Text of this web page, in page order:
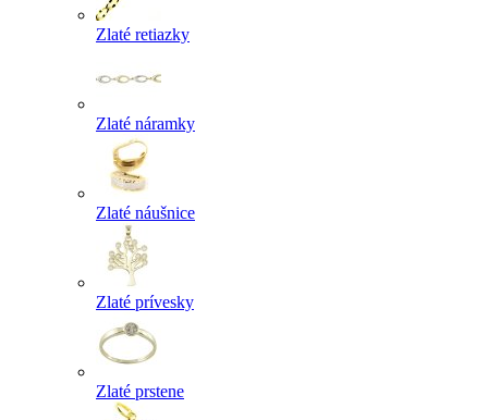
Zlaté retiazky
Zlaté náramky
Zlaté náušnice
Zlaté prívesky
Zlaté prstene